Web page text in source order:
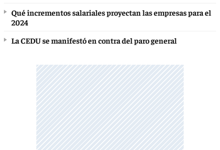
Qué incrementos salariales proyectan las empresas para el
2024
La CEDU se manifestó en contra del paro general